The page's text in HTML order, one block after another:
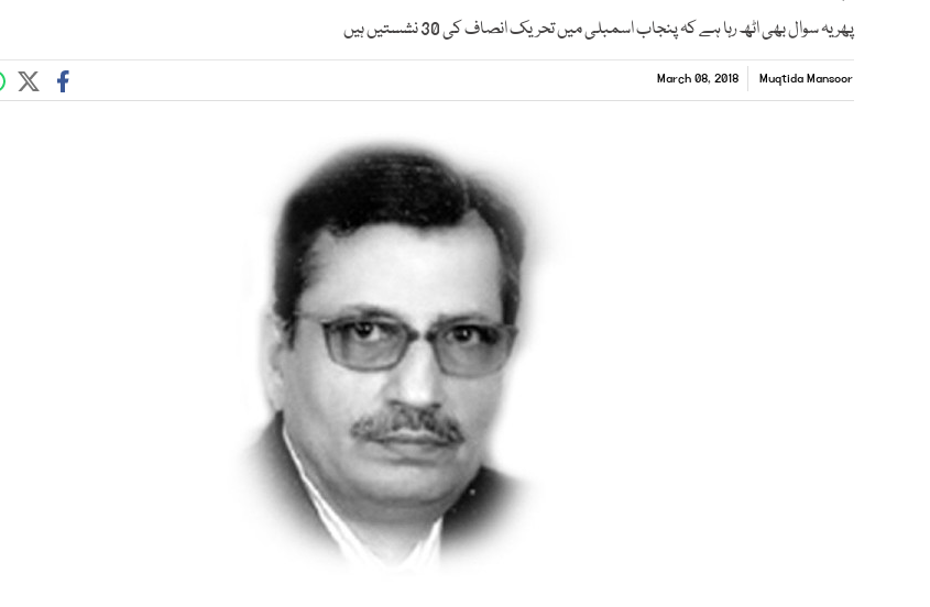
پھر یہ سوال بھی اٹھ رہا ہے کہ پنجاب اسمبلی میں تحریک انصاف کی 30 نشستیں ہیں
Muqtida Mansoor
March 08, 2018